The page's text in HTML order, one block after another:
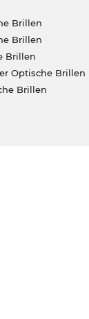
Brillen
Brillen
Brillen
Optische Brillen
Brillen